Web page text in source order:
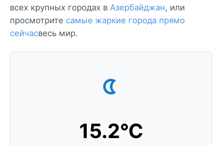
всех крупных городах в Азербайджан, или
просмотрите самые жаркие города прямо
сейчасвесь мир.
15.2°C